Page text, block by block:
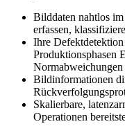
Bilddaten nahtlos
erfassen,
Ihre
Produktionsphasen
Normabweichungen
Bildinformationen
Skalierbare,
Operationen